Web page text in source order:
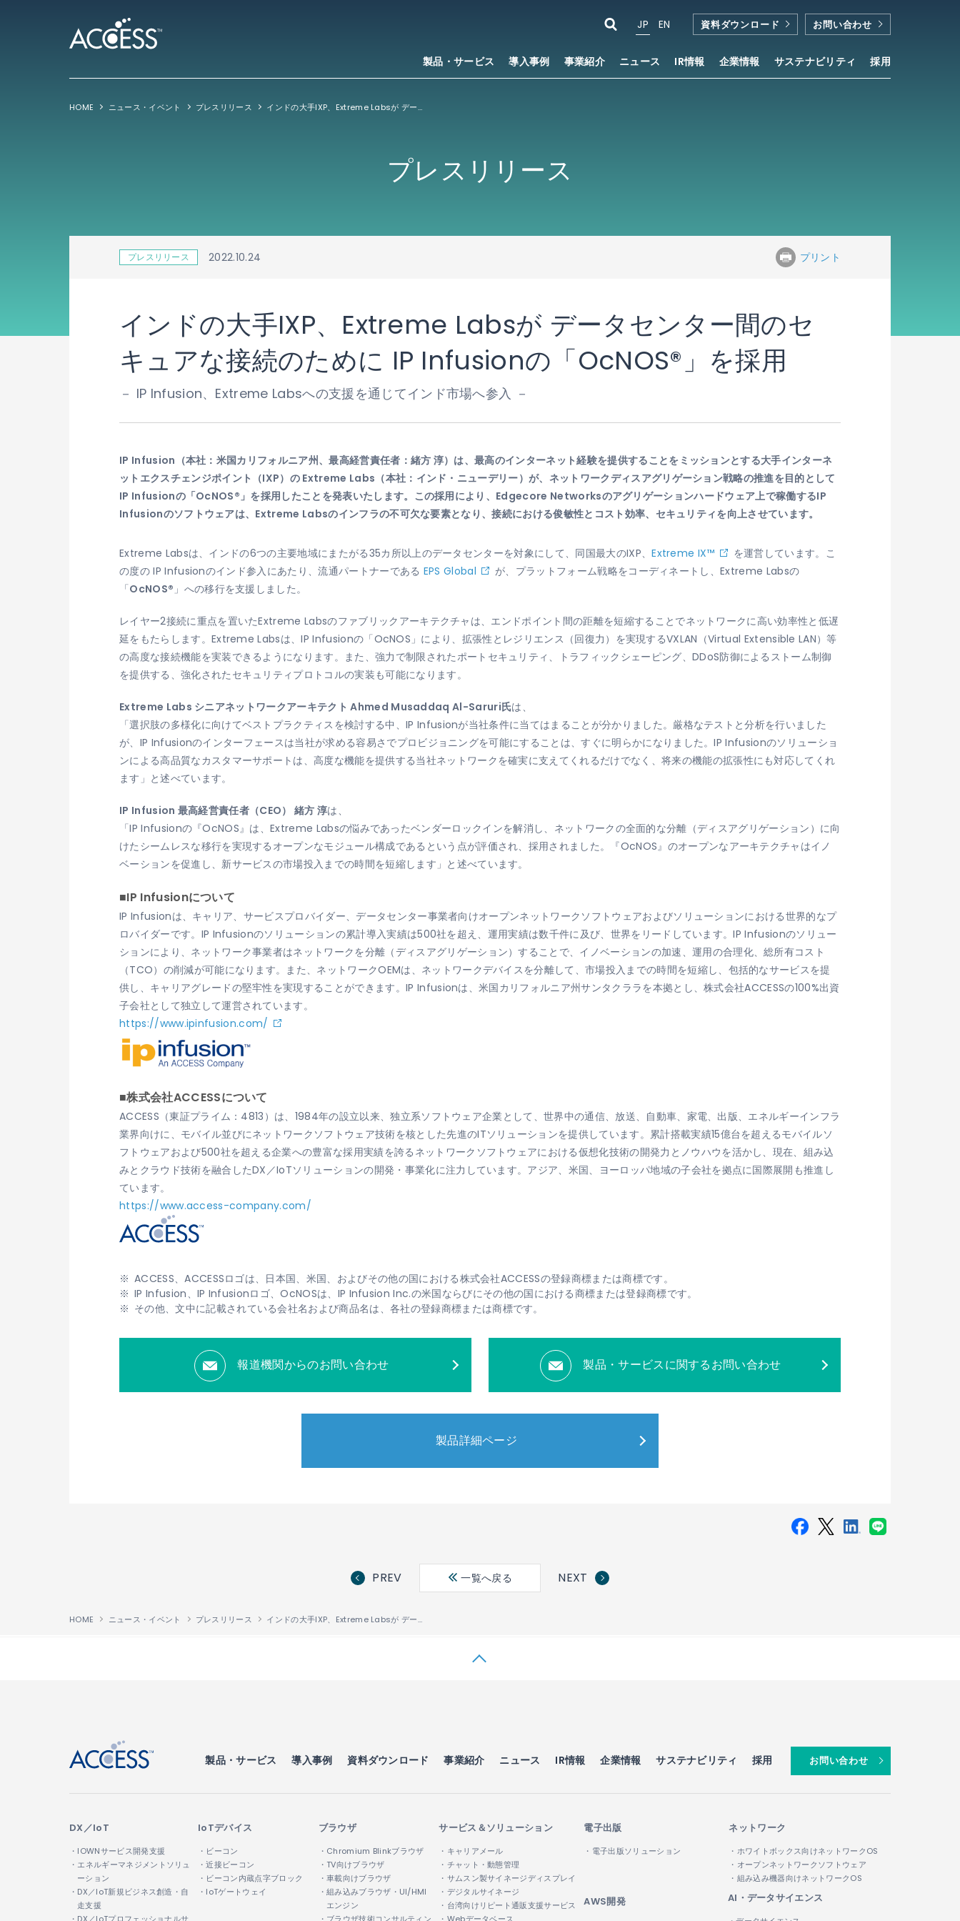
製品・サービス 導入事例 事業紹介 ニュース IR情報 企業情報 サステナビリティ 採用
JP EN 資料ダウンロード お問い合わせ
HOME ニュース・イベント プレスリリース インドの大手IXP、Extreme Labsが データセンター間のセキュアな接続のために IP Infusionの「OcNOS®」を採用
プレスリリース
プレスリリース 2022.10.24 プリント
インドの大手IXP、Extreme Labsが データセンター間のセ
キュアな接続のために IP Infusionの「OcNOS®」を採用
－ IP Infusion、Extreme Labsへの支援を通じてインド市場へ参入 －
IP Infusion（本社：米国カリフォルニア州、最高経営責任者：緒方 淳）は、最高のインターネット経験を提供することをミッションとする大手インターネ
ットエクスチェンジポイント（IXP）の Extreme Labs（本社：インド・ニューデリー）が、ネットワークディスアグリゲーション戦略の推進を目的として
IP Infusionの「OcNOS®」を採用したことを発表いたします。この採用により、Edgecore Networksのアグリゲーションハードウェア上で稼働するIP
Infusionのソフトウェアは、Extreme Labsのインフラの不可欠な要素となり、接続における俊敏性とコスト効率、セキュリティを向上させています。
Extreme Labsは、インドの6つの主要地域にまたがる35カ所以上のデータセンターを対象にして、同国最大のIXP、Extreme IX™
を運営しています。こ
の度の IP Infusionのインド参入にあたり、流通パートナーである EPS Global
が、プラットフォーム戦略をコーディネートし、Extreme Labsの
「OcNOS®」への移行を支援しました。
レイヤー2接続に重点を置いたExtreme Labsのファブリックアーキテクチャは、エンドポイント間の距離を短縮することでネットワークに高い効率性と低遅
延をもたらします。Extreme Labsは、IP Infusionの「OcNOS」により、拡張性とレジリエンス（回復力）を実現するVXLAN（Virtual Extensible LAN）等
の高度な接続機能を実装できるようになります。また、強力で制限されたポートセキュリティ、トラフィックシェーピング、DDoS防御によるストーム制御
を提供する、強化されたセキュリティプロトコルの実装も可能になります。
Extreme Labs シニアネットワークアーキテクト Ahmed Musaddaq Al-Saruri氏は、
「選択肢の多様化に向けてベストプラクティスを検討する中、IP Infusionが当社条件に当てはまることが分かりました。厳格なテストと分析を行いました
が、IP Infusionのインターフェースは当社が求める容易さでプロビジョニングを可能にすることは、すぐに明らかになりました。IP Infusionのソリューショ
ンによる高品質なカスタマーサポートは、高度な機能を提供する当社ネットワークを確実に支えてくれるだけでなく、将来の機能の拡張性にも対応してくれ
ます」と述べています。
IP Infusion 最高経営責任者（CEO） 緒方 淳は、
「IP Infusionの『OcNOS』は、Extreme Labsの悩みであったベンダーロックインを解消し、ネットワークの全面的な分離（ディスアグリゲーション）に向
けたシームレスな移行を実現するオープンなモジュール構成であるという点が評価され、採用されました。『OcNOS』のオープンなアーキテクチャはイノ
ベーションを促進し、新サービスの市場投入までの時間を短縮します」と述べています。
■IP Infusionについて
IP Infusionは、キャリア、サービスプロバイダー、データセンター事業者向けオープンネットワークソフトウェアおよびソリューションにおける世界的なプ
ロバイダーです。IP Infusionのソリューションの累計導入実績は500社を超え、運用実績は数千件に及び、世界をリードしています。IP Infusionのソリュー
ションにより、ネットワーク事業者はネットワークを分離（ディスアグリゲーション）することで、イノベーションの加速、運用の合理化、総所有コスト
（TCO）の削減が可能になります。また、ネットワークOEMは、ネットワークデバイスを分離して、市場投入までの時間を短縮し、包括的なサービスを提
供し、キャリアグレードの堅牢性を実現することができます。IP Infusionは、米国カリフォルニア州サンタクララを本拠とし、株式会社ACCESSの100%出資
子会社として独立して運営されています。
https://www.ipinfusion.com/
■株式会社ACCESSについて
ACCESS（東証プライム：4813）は、1984年の設立以来、独立系ソフトウェア企業として、世界中の通信、放送、自動車、家電、出版、エネルギーインフラ
業界向けに、モバイル並びにネットワークソフトウェア技術を核とした先進のITソリューションを提供しています。累計搭載実績15億台を超えるモバイルソ
フトウェアおよび500社を超える企業への豊富な採用実績を誇るネットワークソフトウェアにおける仮想化技術の開発力とノウハウを活かし、現在、組み込
みとクラウド技術を融合したDX／IoTソリューションの開発・事業化に注力しています。アジア、米国、ヨーロッパ地域の子会社を拠点に国際展開も推進し
ています。
https://www.access-company.com/
ACCESS、ACCESSロゴは、日本国、米国、およびその他の国における株式会社ACCESSの登録商標または商標です。
IP Infusion、IP Infusionロゴ、OcNOSは、IP Infusion Inc.の米国ならびにその他の国における商標または登録商標です。
その他、文中に記載されている会社名および商品名は、各社の登録商標または商標です。
報道機関からのお問い合わせ 製品・サービスに関するお問い合わせ
製品詳細ページ
PREV 一覧へ戻る NEXT
HOME ニュース・イベント プレスリリース インドの大手IXP、Extreme Labsが データセンター間のセキュアな接続のために IP Infusionの「OcNOS®」を採用
製品・サービス 導入事例 資料ダウンロード 事業紹介 ニュース IR情報 企業情報 サステナビリティ 採用 お問い合わせ
DX／IoT
・IOWNサービス開発支援
・エネルギーマネジメントソリュ
ーション
・DX／IoT新規ビジネス創造・自
走支援
IoTデバイス
・ビーコン
・近接ビーコン
・ビーコン内蔵点字ブロック
・IoTゲートウェイ
ブラウザ
・Chromium Blinkブラウザ
・TV向けブラウザ
・車載向けブラウザ
・組み込みブラウザ・UI/HMI
エンジン
サービス＆ソリューション
・キャリアメール
・チャット・動態管理
・サムスン製サイネージディスプレイ
・デジタルサイネージ
・台湾向けリピート通販支援サービス
電子出版
・電子出版ソリューション
ネットワーク
・ホワイトボックス向けネットワークOS
・オープンネットワークソフトウェア
・組み込み機器向けネットワークOS
AWS開発 AI・データサイエンス